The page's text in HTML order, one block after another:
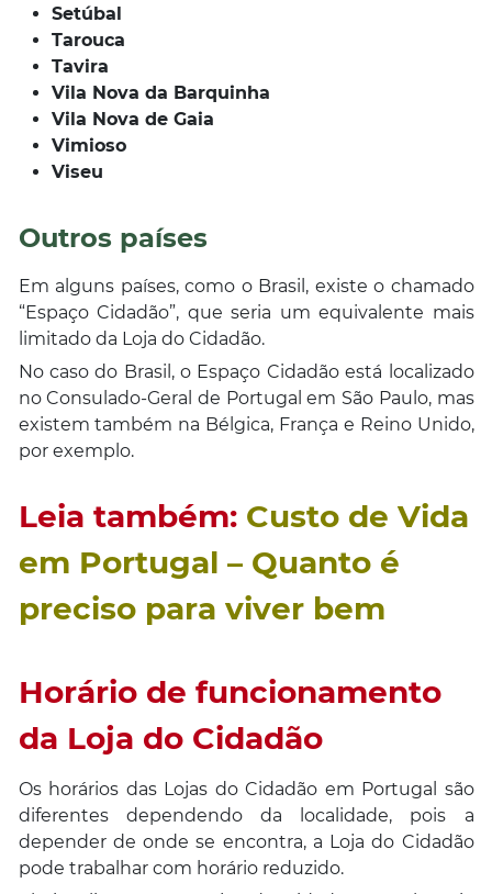
Setúbal
Tarouca
Tavira
Vila Nova da Barquinha
Vila Nova de Gaia
Vimioso
Viseu
Outros países
Em alguns países, como o Brasil, existe o chamado
“Espaço Cidadão”, que seria um equivalente mais
limitado da Loja do Cidadão.
No caso do Brasil, o Espaço Cidadão está localizado
no Consulado-Geral de Portugal em São Paulo, mas
existem também na Bélgica, França e Reino Unido,
por exemplo.
Leia também: Custo de Vida
em Portugal – Quanto é
preciso para viver bem
Horário de funcionamento
da Loja do Cidadão
Os horários das Lojas do Cidadão em Portugal são
diferentes dependendo da localidade, pois a
depender de onde se encontra, a Loja do Cidadão
pode trabalhar com horário reduzido.